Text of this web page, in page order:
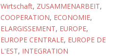
Wirtschaft, ZUSAMMENARBEIT,
COOPERATION, ECONOMIE,
ELARGISSEMENT, EUROPE,
EUROPE CENTRALE, EUROPE DE
L'EST, INTEGRATION